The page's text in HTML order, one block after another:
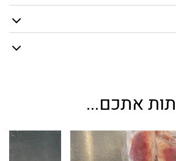
אתכם...